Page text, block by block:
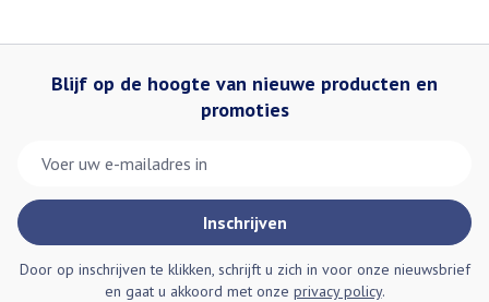
Blijf op de hoogte van nieuwe producten en
promoties
Inschrijven
Door op inschrijven te klikken, schrijft u zich in voor onze nieuwsbrief
en gaat u akkoord met onze privacy policy.